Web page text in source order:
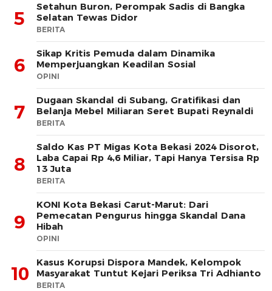
5
Setahun Buron, Perompak Sadis di Bangka
Selatan Tewas Didor
BERITA
6
Sikap Kritis Pemuda dalam Dinamika
Memperjuangkan Keadilan Sosial
OPINI
7
Dugaan Skandal di Subang, Gratifikasi dan
Belanja Mebel Miliaran Seret Bupati Reynaldi
BERITA
8
Saldo Kas PT Migas Kota Bekasi 2024 Disorot,
Laba Capai Rp 4,6 Miliar, Tapi Hanya Tersisa Rp
13 Juta
BERITA
9
KONI Kota Bekasi Carut-Marut: Dari
Pemecatan Pengurus hingga Skandal Dana
Hibah
OPINI
10
Kasus Korupsi Dispora Mandek, Kelompok
Masyarakat Tuntut Kejari Periksa Tri Adhianto
BERITA